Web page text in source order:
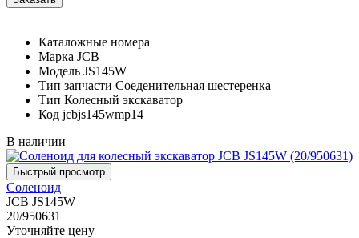
Каталожные номера
Марка JCB
Модель JS145W
Тип запчасти Соеденительная шестеренка
Тип Колесный экскаватор
Код jcbjs145wmp14
В наличии
Соленоид
JCB JS145W
20/950631
Уточняйте цену